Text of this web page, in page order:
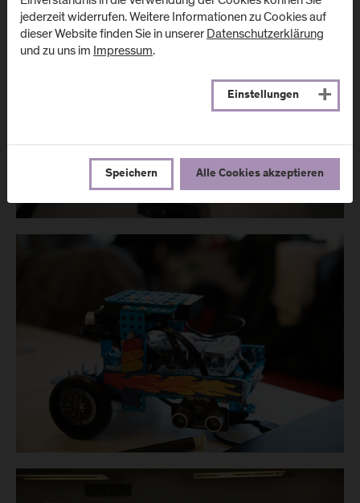
jederzeit widerrufen. Weitere Informationen zu Cookies auf
dieser Website finden Sie in unsererDatenschutzerklärung
und zu uns im Impressum.
Einstellungen
Speichern Alle Cookies akzeptieren